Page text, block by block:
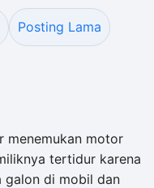
Posting Lama
menemukan motor
tertidur karena
galon di mobil dan